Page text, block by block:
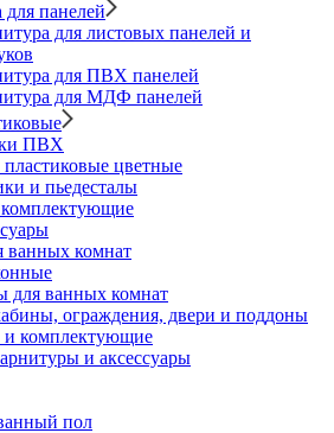
панелей
для листовых панелей и
для ПВХ панелей
для МДФ панелей
ПВХ
цветные
и пьедесталы
ванных комнат
для ванных комнат
ограждения, двери и поддоны
и комплектующие
и аксессуары
пол